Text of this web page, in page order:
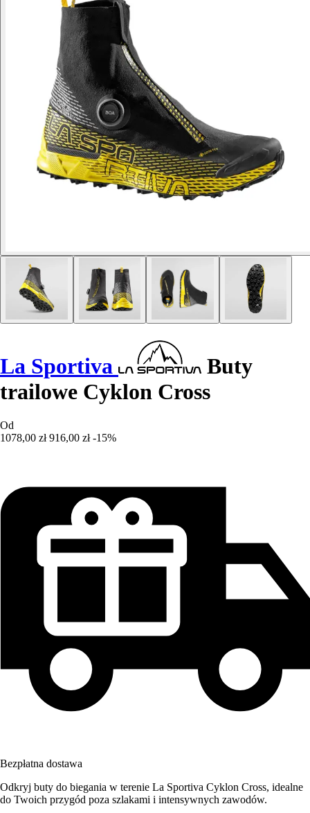
La Sportiva
Buty
trailowe Cyklon Cross
Od
1078,00 zł 916,00 zł -15%
Bezpłatna dostawa
Odkryj buty do biegania w terenie La Sportiva Cyklon Cross, idealne
do Twoich przygód poza szlakami i intensywnych zawodów.